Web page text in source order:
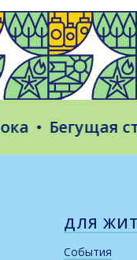
Бегущая
ДЛЯ
События